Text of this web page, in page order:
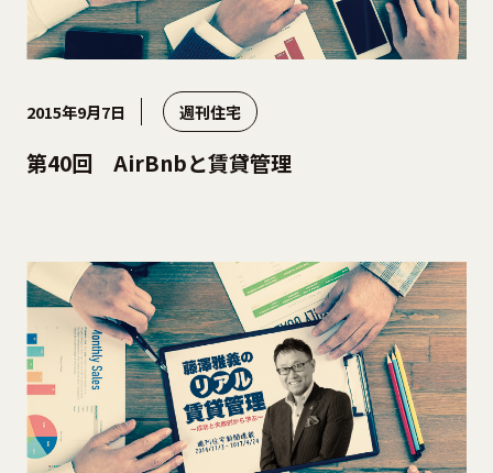
2015年9月7日 週刊住宅
第40回 AirBnbと賃貸管理